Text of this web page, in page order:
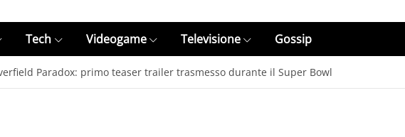
Tech Videogame Televisione Gossip
Paradox: primo teaser trailer trasmesso durante il Super Bowl